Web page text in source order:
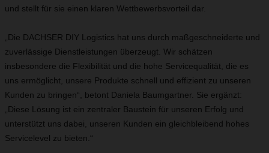
und stellt für sie einen klaren Wettbewerbsvorteil dar.
„Die DACHSER DIY Logistics hat uns durch maßgeschneiderte und
zuverlässige Dienstleistungen überzeugt. Wir schätzen
insbesondere die Flexibilität und die hohe Servicequalität, die es
uns ermöglicht, unsere Produkte schnell und effizient zu unseren
Kunden zu bringen“, betont Daniela Baumgartner. Sie ergänzt:
„Diese Lösung ist ein zentraler Baustein für unseren Erfolg und
unterstützt uns dabei, unseren Kunden ein gleichbleibend hohes
Servicelevel zu bieten.“